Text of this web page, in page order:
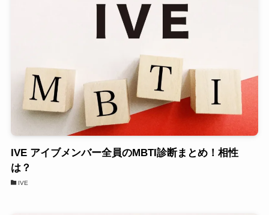
IVE アイブメンバー全員のMBTI診断まとめ！相性
は？
IVE